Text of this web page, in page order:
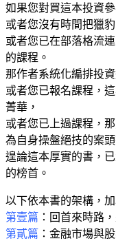
如果您對買這本投資
或者您沒有時間把獵
或者您已在部落格流
的課程。
那作者系統化編排投
或者您已報名課程，
菁華，
或者您已上過課程，
為自身操盤絕技的案頭
遑論這本厚實的書，
的榜首。
以下依本書的架構，加
第壹篇 ：回首來時路
第貳篇 ：金融市場與